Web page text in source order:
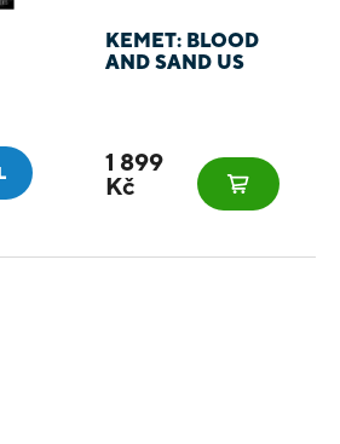
KEMET: BLOOD
AND SAND US
1 899
Kč